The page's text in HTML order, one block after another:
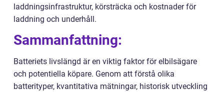
laddningsinfrastruktur, körsträcka och kostnader för
laddning och underhåll.
Sammanfattning:
Batteriets livslängd är en viktig faktor för elbilsägare
och potentiella köpare. Genom att förstå olika
batterityper, kvantitativa mätningar, historisk utveckling